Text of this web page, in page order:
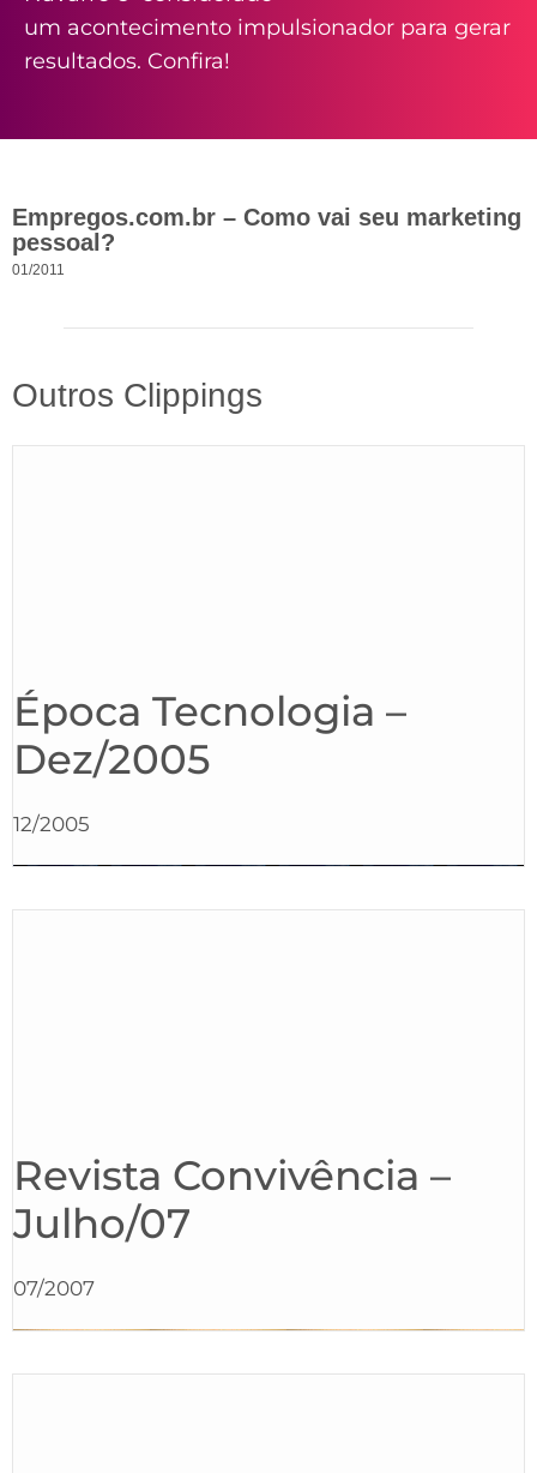
um acontecimento impulsionador para gerar
resultados. Confira!
Empregos.com.br – Como vai seu marketing
pessoal?
01/2011
Outros Clippings
Época Tecnologia –
Dez/2005
12/2005
Revista Convivência –
Julho/07
07/2007